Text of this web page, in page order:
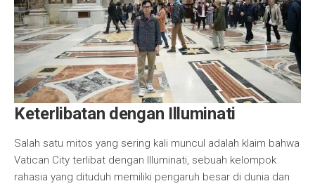
Keterlibatan dengan Illuminati
Salah satu mitos yang sering kali muncul adalah klaim bahwa
Vatican City terlibat dengan Illuminati, sebuah kelompok
rahasia yang dituduh memiliki pengaruh besar di dunia dan